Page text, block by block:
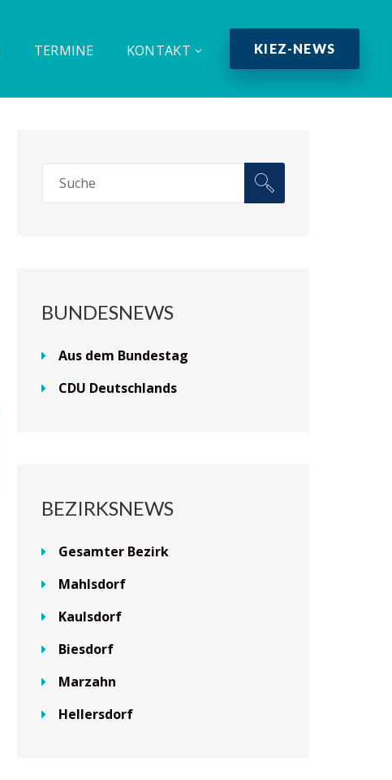
TERMINE KONTAKT KIEZ-NEWS
BUNDESNEWS
Aus dem Bundestag
CDU Deutschlands
BEZIRKSNEWS
Gesamter Bezirk
Mahlsdorf
Kaulsdorf
Biesdorf
Marzahn
Hellersdorf